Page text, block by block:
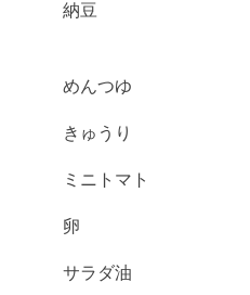
納豆
めんつゆ
きゅうり
ミニトマト
卵
サラダ油